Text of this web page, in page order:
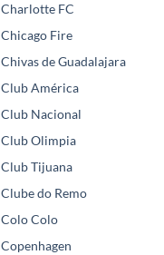
Charlotte FC
Chicago Fire
Chivas de Guadalajara
Club América
Club Nacional
Club Olimpia
Club Tijuana
Clube do Remo
Colo Colo
Copenhagen